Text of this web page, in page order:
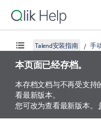
Talend安装指南 手
本页面已经存档。
本存档文档与不再受支持
看最新版本。
您可改为查看最新版本。